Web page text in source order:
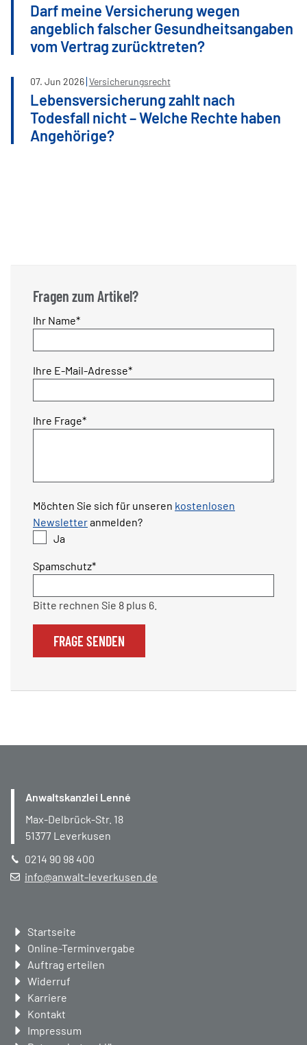
Darf meine Versicherung wegen
angeblich falscher Gesundheitsangaben
vom Vertrag zurücktreten?
07. Jun 2026 Versicherungsrecht
Lebensversicherung zahlt nach
Todesfall nicht – Welche Rechte haben
Angehörige?
Fragen zum Artikel?
Pflichtfeld
Ihr Name*
Pflichtfeld
Ihre E-Mail-Adresse*
Pflichtfeld
Ihre Frage*
Möchten Sie sich für unseren kostenlosen
Newsletteranmelden?
Ja
Pflichtfeld
Spamschutz*
Bitte rechnen Sie 8 plus 6.
FRAGE SENDEN
Anwaltskanzlei Lenné
Max-Delbrück-Str. 18
51377 Leverkusen
0214 90 98 400
info@anwalt-leverkusen.de
Navigation
überspringen
Startseite
Online-Terminvergabe
Auftrag erteilen
Widerruf
Karriere
Kontakt
Impressum